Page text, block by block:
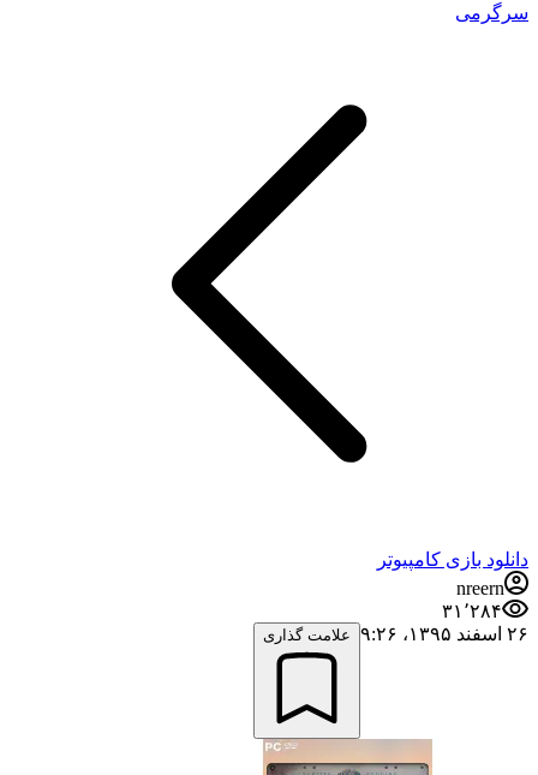
سرگرمی
دانلود بازی کامپیوتر
nreern
۳۱٬۲۸۴
۲۶ اسفند ۱۳۹۵،‏ ۹:۲۶
علامت گذاری